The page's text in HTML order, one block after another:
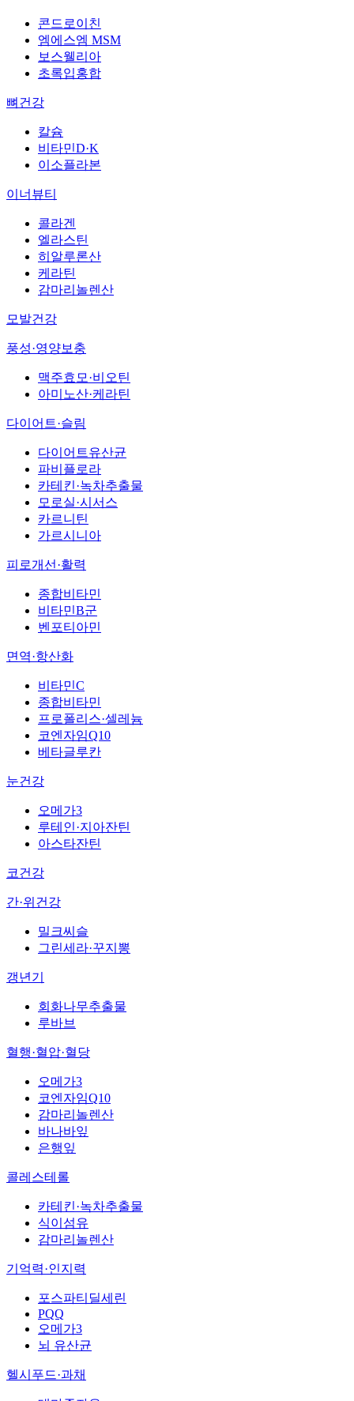
콘드로이친
엠에스엠 MSM
보스웰리아
초록입홍합
뼈건강
칼슘
비타민D·K
이소플라본
이너뷰티
콜라겐
엘라스틴
히알루론산
케라틴
감마리놀렌산
모발건강
풍성·영양보충
맥주효모·비오틴
아미노산·케라틴
다이어트·슬림
다이어트유산균
파비플로라
카테킨·녹차추출물
모로실·시서스
카르니틴
가르시니아
피로개선·활력
종합비타민
비타민B군
벤포티아민
면역·항산화
비타민C
종합비타민
프로폴리스·셀레늄
코엔자임Q10
베타글루칸
눈건강
오메가3
루테인·지아잔틴
아스타잔틴
코건강
간·위건강
밀크씨슬
그린세라·꾸지뽕
갱년기
회화나무추출물
루바브
혈행·혈압·혈당
오메가3
코엔자임Q10
감마리놀렌산
바나바잎
은행잎
콜레스테롤
카테킨·녹차추출물
식이섬유
감마리놀렌산
기억력·인지력
포스파티딜세린
PQQ
오메가3
뇌 유산균
헬시푸드·과채